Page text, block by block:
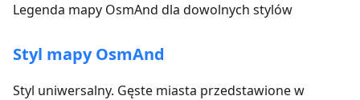
Legenda mapy OsmAnd dla dowolnych stylów
Styl mapy OsmAnd
Styl uniwersalny. Gęste miasta przedstawione w